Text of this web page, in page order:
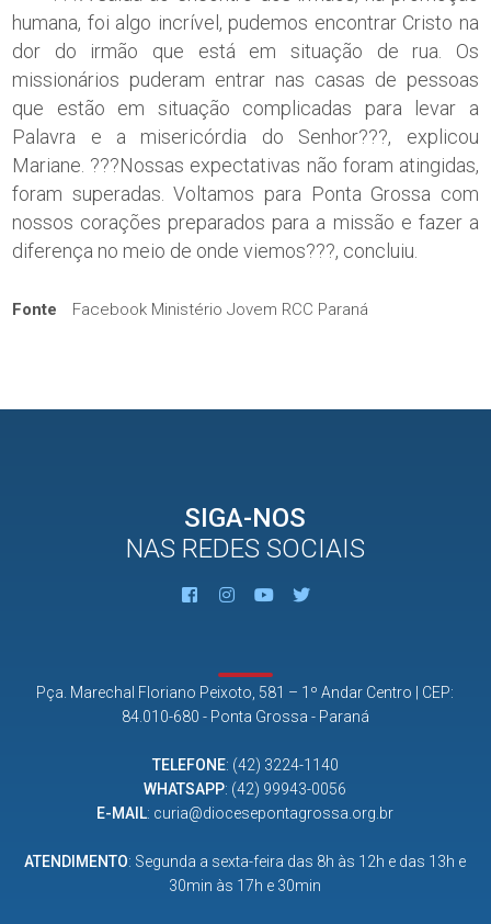
humana, foi algo incrível, pudemos encontrar Cristo na
dor do irmão que está em situação de rua. Os
missionários puderam entrar nas casas de pessoas
que estão em situação complicadas para levar a
Palavra e a misericórdia do Senhor???, explicou
Mariane. ???Nossas expectativas não foram atingidas,
foram superadas. Voltamos para Ponta Grossa com
nossos corações preparados para a missão e fazer a
diferença no meio de onde viemos???, concluiu.
Fonte Facebook Ministério Jovem RCC Paraná
SIGA-NOS
NAS REDES SOCIAIS
Pça. Marechal Floriano Peixoto, 581 – 1º Andar Centro | CEP:
84.010-680 - Ponta Grossa - Paraná
TELEFONE: (42) 3224-1140
WHATSAPP: (42) 99943-0056
E-MAIL: curia@diocesepontagrossa.org.br
ATENDIMENTO: Segunda a sexta-feira das 8h às 12h e das 13h e
30min às 17h e 30min